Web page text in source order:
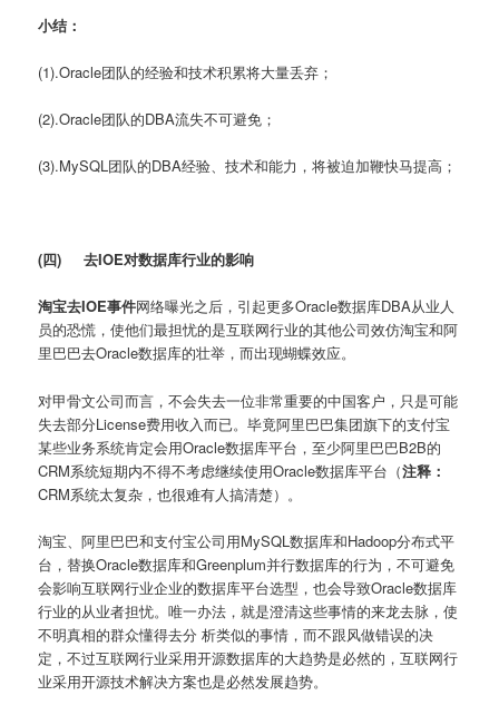
小结：
(1).Oracle团队的经验和技术积累将大量丢弃；
(2).Oracle团队的DBA流失不可避免；
(3).MySQL团队的DBA经验、技术和能力，将被迫加鞭快马提高；
(四)去IOE对数据库行业的影响
淘宝去IOE事件网络曝光之后，引起更多Oracle数据库DBA从业人
员的恐慌，使他们最担忧的是互联网行业的其他公司效仿淘宝和阿
里巴巴去Oracle数据库的壮举，而出现蝴蝶效应。
对甲骨文公司而言，不会失去一位非常重要的中国客户，只是可能
失去部分License费用收入而已。毕竟阿里巴巴集团旗下的支付宝
某些业务系统肯定会用Oracle数据库平台，至少阿里巴巴B2B的
CRM系统短期内不得不考虑继续使用Oracle数据库平台（注释：
CRM系统太复杂，也很难有人搞清楚）。
淘宝、阿里巴巴和支付宝公司用MySQL数据库和Hadoop分布式平
台，替换Oracle数据库和Greenplum并行数据库的行为，不可避免
会影响互联网行业企业的数据库平台选型，也会导致Oracle数据库
行业的从业者担忧。唯一办法，就是澄清这些事情的来龙去脉，使
不明真相的群众懂得去分 析类似的事情，而不跟风做错误的决
定，不过互联网行业采用开源数据库的大趋势是必然的，互联网行
业采用开源技术解决方案也是必然发展趋势。